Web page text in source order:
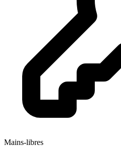
Mains-libres